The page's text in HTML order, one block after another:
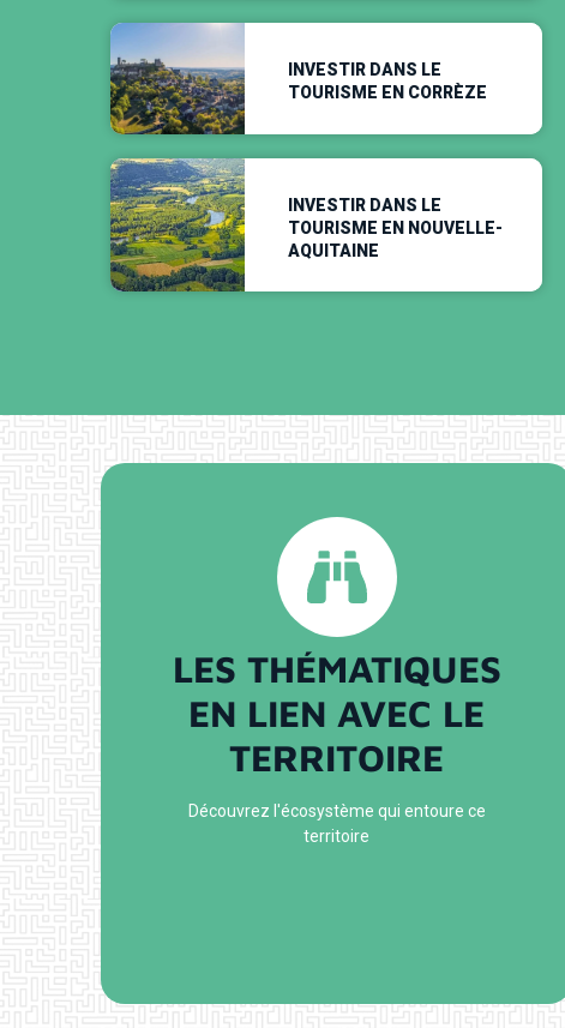
INVESTIR DANS LE
TOURISME EN CORRÈZE
INVESTIR DANS LE
TOURISME EN NOUVELLE-
AQUITAINE
LES THÉMATIQUES
EN LIEN AVEC LE
TERRITOIRE
Découvrez l'écosystème qui entoure ce
territoire